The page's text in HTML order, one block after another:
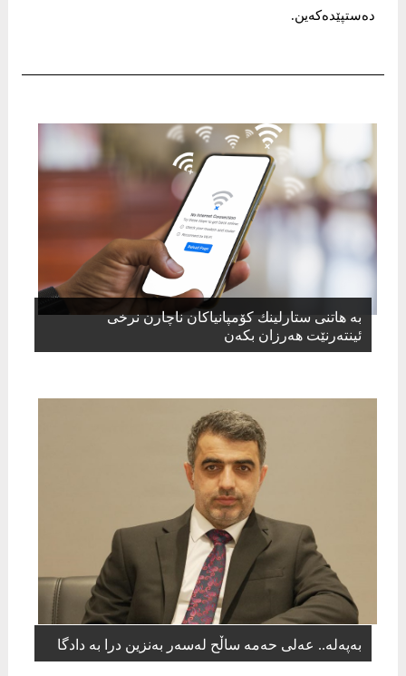
ده‌ستپێده‌كه‌ین.
بە هاتنی ستارلینك كۆمپانیاكان ناچارن نرخی
ئینتەرنێت هەرزان بكەن
بەپەلە.. عەلی حەمە ساڵح لەسەر بەنزین درا بە دادگا